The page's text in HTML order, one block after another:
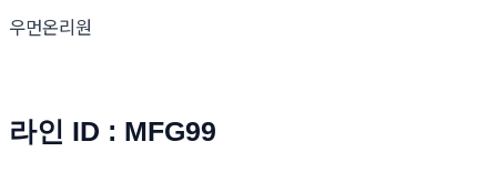
우먼온리원
라인 ID : MFG99